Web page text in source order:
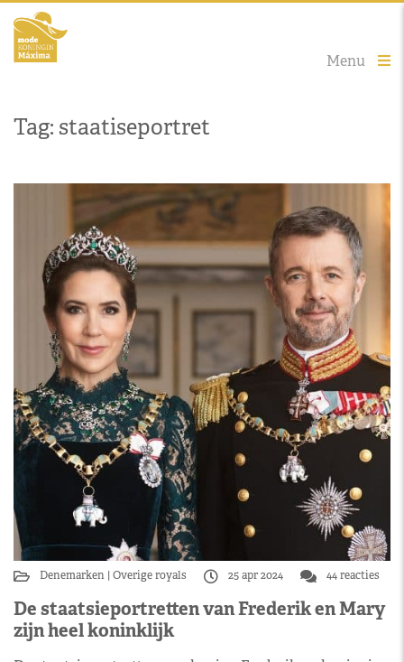
Menu
Tag: staatiseportret
Denemarken Overige royals 25 apr 2024 44 reacties
De staatsieportretten van Frederik en Mary
zijn heel koninklijk